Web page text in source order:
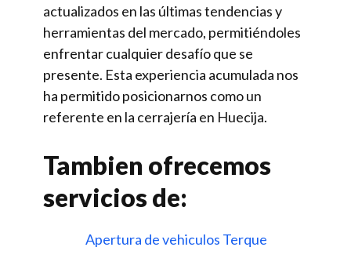
actualizados en las últimas tendencias y
herramientas del mercado, permitiéndoles
enfrentar cualquier desafío que se
presente. Esta experiencia acumulada nos
ha permitido posicionarnos como un
referente en la cerrajería en Huecija.
Tambien ofrecemos
servicios de:
Apertura de vehiculos Terque